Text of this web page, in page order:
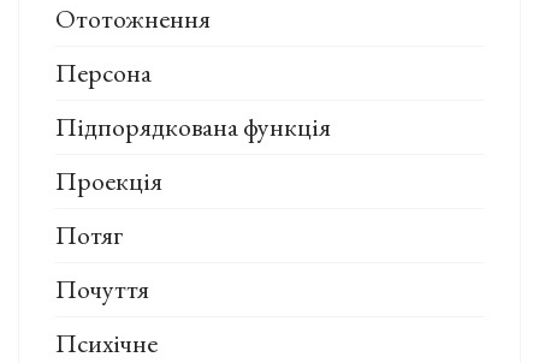
Ототожнення
Персона
Підпорядкована функція
Проекція
Потяг
Почуття
Психічне